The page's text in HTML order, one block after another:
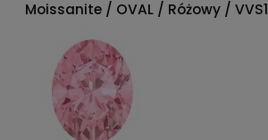
Moissanite / OVAL / Różowy / VVS1